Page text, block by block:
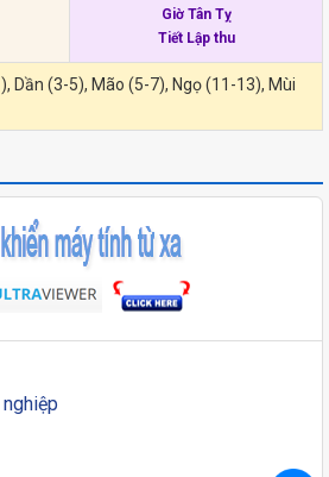
Giờ Tân Tỵ
Tiết Lập thu
Dần (3-5), Mão (5-7), Ngọ (11-13), Mùi